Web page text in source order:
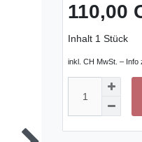
110,00
Inhalt 1 Stück
inkl. CH MwSt. – Info